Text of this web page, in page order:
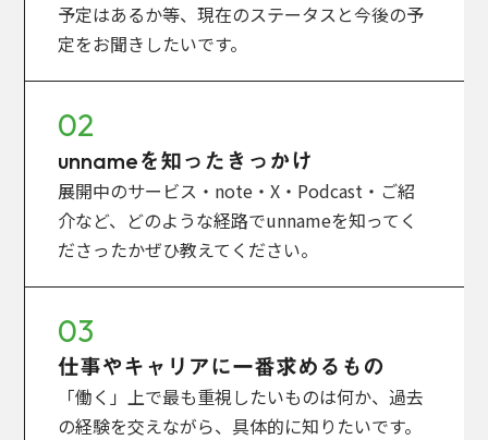
予定はあるか等、現在のステータスと今後の予
定をお聞きしたいです。
02
unnameを知ったきっかけ
展開中のサービス・note・X・Podcast・ご紹
介など、どのような経路でunnameを知ってく
ださったかぜひ教えてください。
03
仕事やキャリアに一番求めるもの
「働く」上で最も重視したいものは何か、過去
の経験を交えながら、具体的に知りたいです。